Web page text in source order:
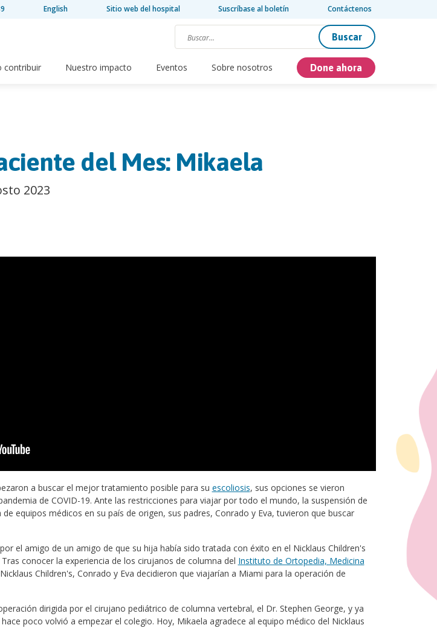
English Sitio web del hospital Suscríbase al boletín Contáctenos
Buscar
contribuir Nuestro impacto Eventos Sobre nosotros Done ahora
del Mes: Mikaela
2023
a buscar el mejor tratamiento posible para su escoliosis, sus opciones se vieron
de COVID-19. Ante las restricciones para viajar por todo el mundo, la suspensión de
equipos médicos en su país de origen, sus padres, Conrado y Eva, tuvieron que buscar
el amigo de un amigo de que su hija había sido tratada con éxito en el Nicklaus Children's
conocer la experiencia de los cirujanos de columna del Instituto de Ortopedia, Medicina
Children's, Conrado y Eva decidieron que viajarían a Miami para la operación de
dirigida por el cirujano pediátrico de columna vertebral, el Dr. Stephen George, y ya
poco volvió a empezar el colegio. Hoy, Mikaela agradece al equipo médico del Nicklaus